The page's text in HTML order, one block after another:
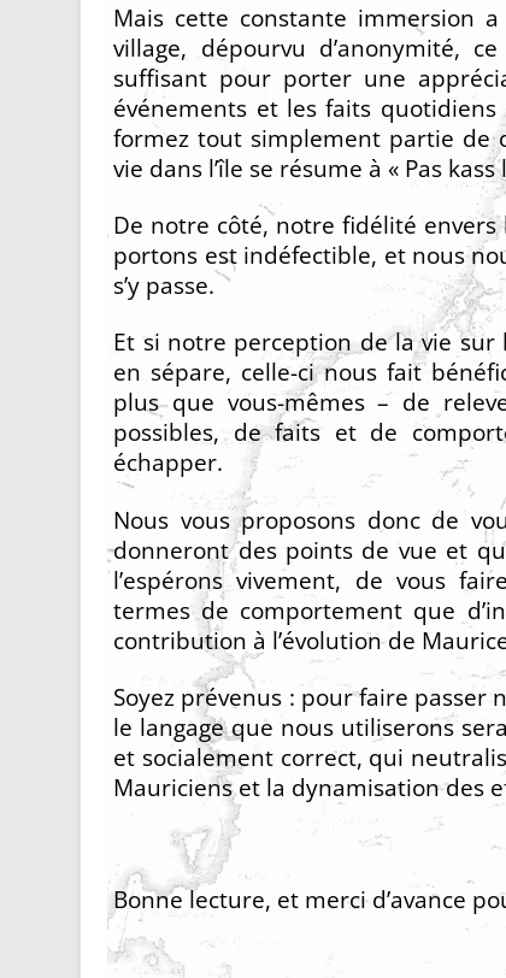
Mais cette constante immersion
village, dépourvu d’anonymité,
suffisant pour porter une
événements et les faits
formez tout simplement partie de
vie dans l’île se résume à « Pas
De notre côté, notre fidélité
portons est indéfectible, et nous
s’y passe.
Et si notre perception de la vie
en sépare, celle-ci nous fait
plus que vous-mêmes – de
possibles, de faits et de
échapper.
Nous vous proposons donc de
donneront des points de vue et
l’espérons vivement, de vous
termes de comportement que
contribution à l’évolution de
Soyez prévenus : pour faire passer
le langage que nous utiliserons
et socialement correct, qui
Mauriciens et la dynamisation des
Bonne lecture, et merci d’avance